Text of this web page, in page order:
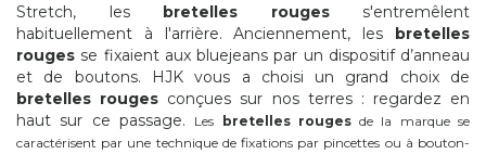
Stretch, les bretelles rougess'entremêlent
habituellement à l'arrière. Anciennement, les bretelles
rouges se fixaient aux bluejeans par un dispositif d’anneau
et de boutons. HJK vous a choisi un grand choix de
bretelles rouges conçues sur nos terres : regardez en
haut sur ce passage.
Les bretelles rougesde la marque se
caractérisent par une technique de fixations par pincettes ou à bouton-